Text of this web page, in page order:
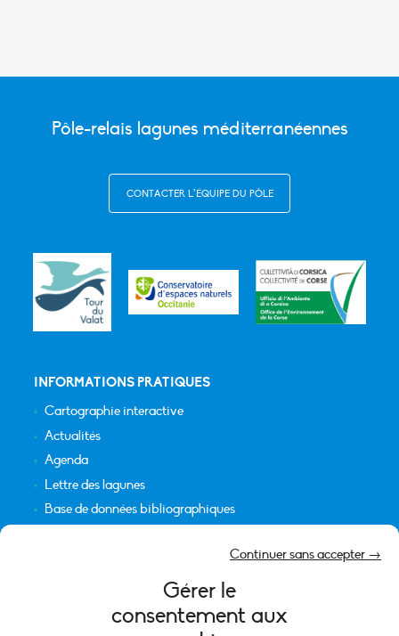
Gérer le
consentement aux
Continuer sans accepter →
Pôle-relais lagunes méditerranéennes
CONTACTER L’ÉQUIPE DU PÔLE
INFORMATIONS PRATIQUES
Cartographie interactive
Actualités
Agenda
Lettre des lagunes
Base de données bibliographiques
Mentions légales